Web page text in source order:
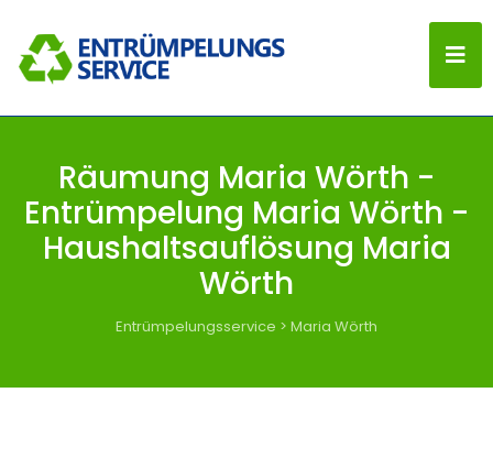
Räumung Maria Wörth -
Entrümpelung Maria Wörth -
Haushaltsauflösung Maria
Wörth
Entrümpelungsservice > Maria Wörth